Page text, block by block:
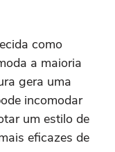
como
a maioria
gera uma
incomodar
um estilo de
eficazes de